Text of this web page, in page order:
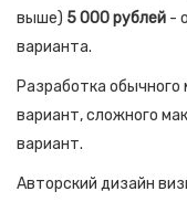
выше) 5 000 рублей -
варианта.
Разработка обычного
вариант, сложного
вариант.
Авторский дизайн